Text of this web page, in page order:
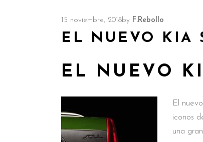
15 noviembre, 2018by F.Rebollo
EL NUEVO KIA
EL NUEVO
El
iconos
una